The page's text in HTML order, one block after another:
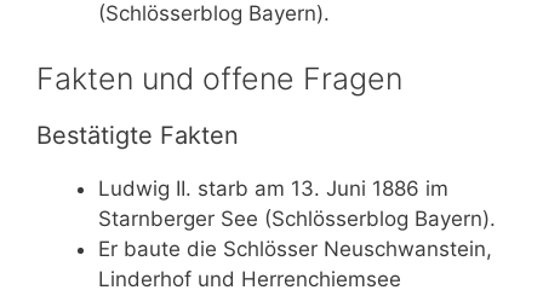
(Schlösserblog Bayern).
Fakten und offene Fragen
Bestätigte Fakten
Ludwig II. starb am 13. Juni 1886 im
Starnberger See (Schlösserblog Bayern).
Er baute die Schlösser Neuschwanstein,
Linderhof und Herrenchiemsee